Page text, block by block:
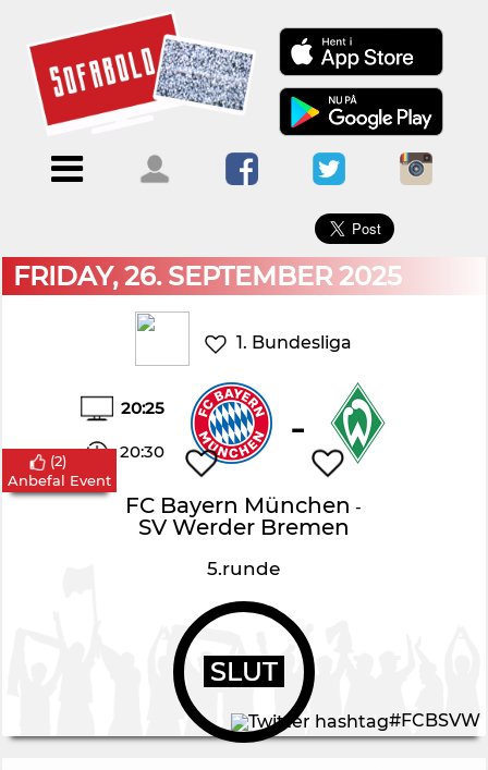
Menu
ForsideKalendere
Blogs
Om
Sofabold
Kontakt
bruger
ind
×
FRIDAY, 26. SEPTEMBER 2025
1. Bundesliga
20:25
20:30 -
FC Bayern München -
SV Werder Bremen
5.runde
SLUT
(2)
Anbefal Event
#FCBSVW